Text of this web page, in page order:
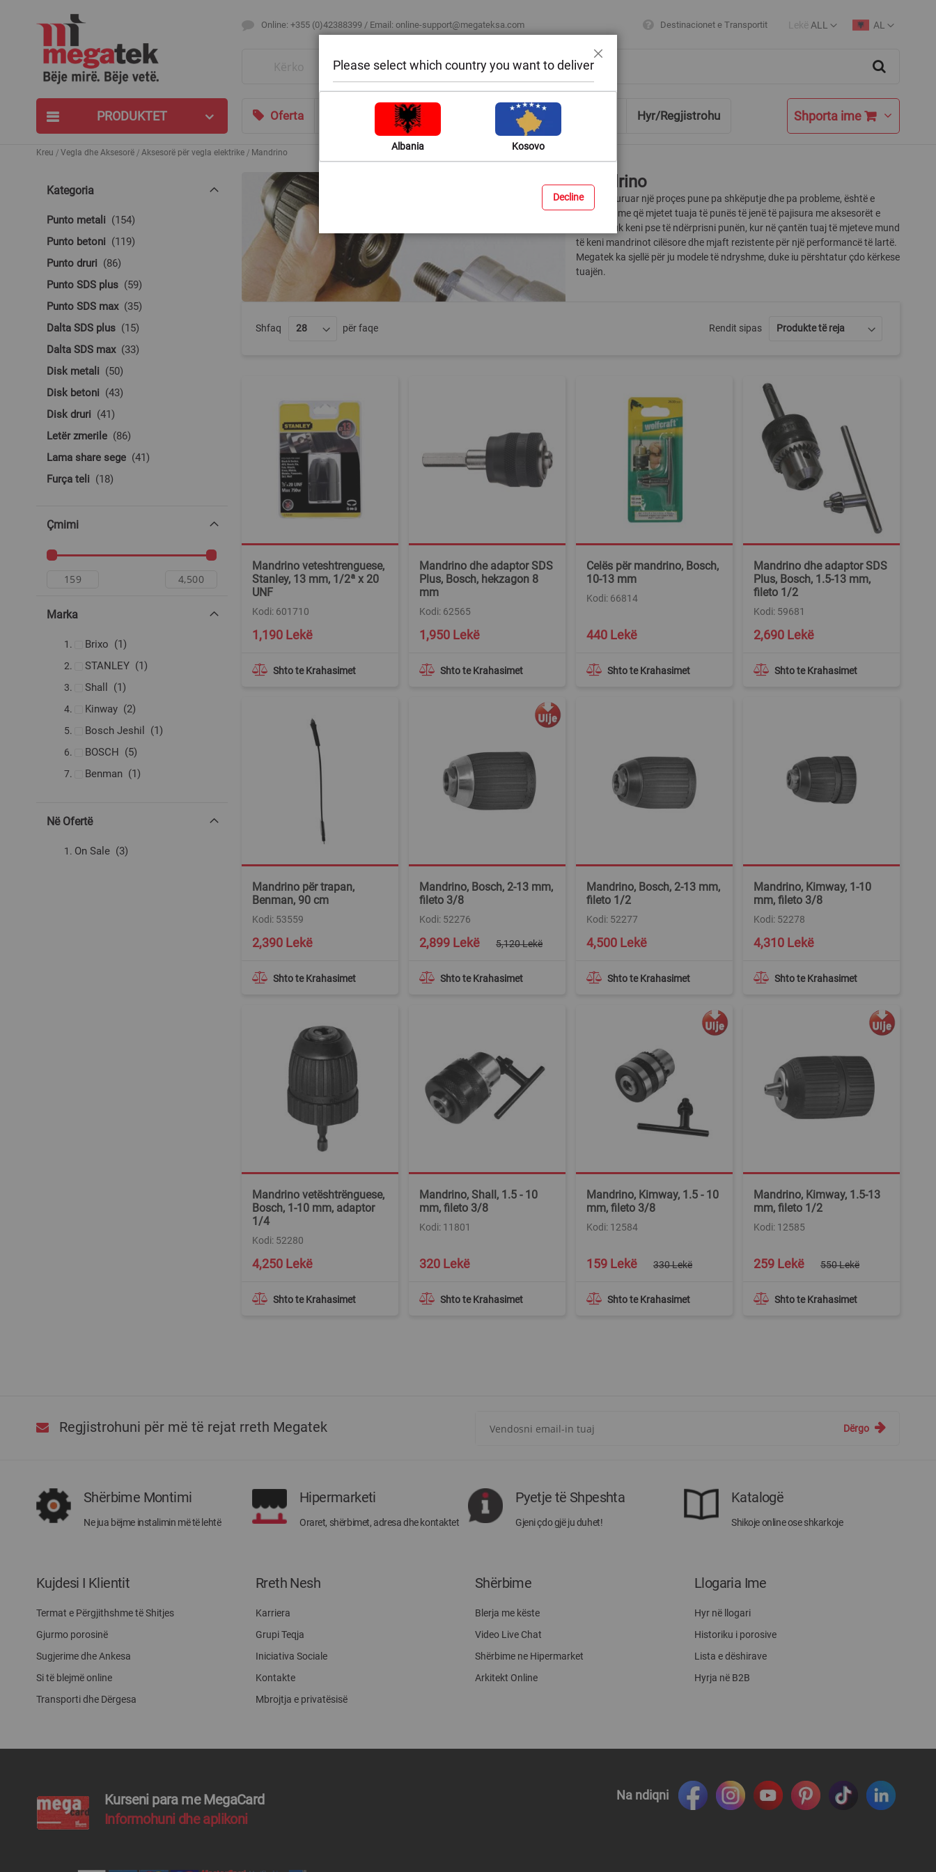
Online: +355 (0)42388399 / Email: online-support@megateksa.com Destinacionet e Transportit
Currency
Lekë ALL
Language
AL
PRODUKTET Oferta Bli sipas ambientit Ndihmë & Këshilla Hyr/Regjistrohu Shporta ime
Kreu Vegla dhe Aksesorë Aksesorë për vegla elektrike Mandrino
Mandrino
Për të siguruar një proçes pune pa shkëputje dhe pa probleme, është e
rëndësishme që mjetet tuaja të punës të jenë të pajisura me aksesorët e
duhur. Nuk keni pse të ndërprisni punën, kur në çantën tuaj të mjeteve mund
të keni mandrinot cilësore dhe mjaft rezistente për një performancë të lartë.
Megatek ka sjellë për ju modele të ndryshme, duke iu përshtatur çdo kërkese
tuajën.
Shfaq për faqe Rendit sipas
Mandrino veteshtrenguese,
Stanley, 13 mm, 1/2ª x 20
UNF
Kodi: 601710
Shto te Krahasimet
1,190 Lekë
Mandrino dhe adaptor SDS
Plus, Bosch, hekzagon 8
mm
Kodi: 62565
Shto te Krahasimet
1,950 Lekë
Celës për mandrino, Bosch,
10-13 mm
Kodi: 66814
Shto te Krahasimet
440 Lekë
Mandrino dhe adaptor SDS
Plus, Bosch, 1.5-13 mm,
fileto 1/2
Kodi: 59681
Shto te Krahasimet
2,690 Lekë
Mandrino për trapan,
Benman, 90 cm
Kodi: 53559
Shto te Krahasimet
2,390 Lekë
Mandrino, Bosch, 2-13 mm,
fileto 3/8
Kodi: 52276
Shto te Krahasimet
Special
Price
2,899 Lekë 5,120 Lekë
Mandrino, Bosch, 2-13 mm,
fileto 1/2
Kodi: 52277
Shto te Krahasimet
4,500 Lekë
Mandrino, Kimway, 1-10
mm, fileto 3/8
Kodi: 52278
Shto te Krahasimet
4,310 Lekë
Mandrino vetështrënguese,
Bosch, 1-10 mm, adaptor
1/4
Kodi: 52280
Shto te Krahasimet
4,250 Lekë
Mandrino, Shall, 1.5 - 10
mm, fileto 3/8
Kodi: 11801
Shto te Krahasimet
320 Lekë
Mandrino, Kimway, 1.5 - 10
mm, fileto 3/8
Kodi: 12584
Shto te Krahasimet
Special
Price
159 Lekë 330 Lekë
Mandrino, Kimway, 1.5-13
mm, fileto 1/2
Kodi: 12585
Shto te Krahasimet
Special
Price
259 Lekë 550 Lekë
Kategoria
Punto metali 154produkte
Punto betoni
119produkte
Punto druri
86produkte
Punto SDS plus
59produkte
Punto SDS max
35produkte
Dalta SDS plus
15produkte
Dalta SDS max
33produkte
Disk metali
50produkte
Disk betoni
43produkte
Disk druri
41produkte
Letër zmerile
86produkte
Lama share sege
41produkte
Furça teli
18produkte
Mandrino
produkte
Gota shpimi për dru/plastikë
9produkte
Gota shpimi për metal
Aksesorë për minizmerilues
Gurë zmeril
12produkte
Çmimi
Marka
Brixo 1produkt
STANLEY
1produkt
Shall
1produkt
Kinway
2produkte
Bosch Jeshil
1produkt
BOSCH
5produkte
Benman
1produkt
Në Ofertë
On Sale 3produkte
Regjistrohuni për më të rejat rreth Megatek
rreth
Megatek:
Dërgo
Shërbime Montimi
Ne jua bëjme instalimin më të lehtë
Hipermarketi
Oraret, shërbimet, adresa dhe kontaktet
Pyetje të Shpeshta
Gjeni çdo gjë ju duhet!
Katalogë
Shikoje online ose shkarkoje
Kujdesi I Klientit
Termat e Përgjithshme të Shitjes
Gjurmo porosinë
Sugjerime dhe Ankesa
Si të blejmë online
Transporti dhe Dërgesa
Rreth Nesh
Karriera
Grupi Teqja
Iniciativa Sociale
Kontakte
Mbrojtja e privatësisë
Shërbime
Blerja me këste
Video Live Chat
Shërbime ne Hipermarket
Arkitekt Online
Llogaria Ime
Hyr në llogari
Historiku i porosive
Lista e dëshirave
Hyrja në B2B
Kurseni para me MegaCard
Informohuni dhe aplikoni
Na ndiqni
Please select which country you want to deliver
Albania Kosovo
Decline